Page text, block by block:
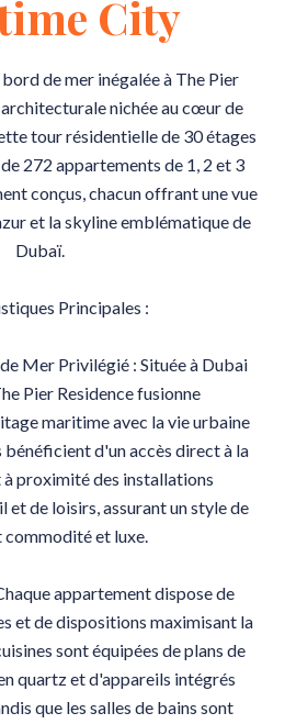
City
de mer inégalée à The Pier
nichée au cœur de
tour résidentielle de 30 étages
272 appartements de 1, 2 et 3
conçus, chacun offrant une vue
et la skyline emblématique de
Dubaï.
Principales :
Mer Privilégié : Située à Dubai
Pier Residence fusionne
maritime avec la vie urbaine
bénéficient d'un accès direct à la
proximité des installations
et de loisirs, assurant un style de
commodité et luxe.
appartement dispose de
et de dispositions maximisant la
sont équipées de plans de
quartz et d'appareils intégrés
que les salles de bains sont